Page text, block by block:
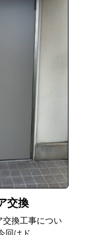
交換
交換工事につい